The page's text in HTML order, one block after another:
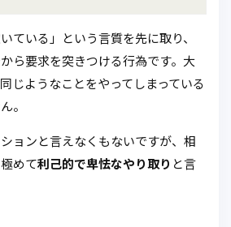
ている」という言質を先に取り、
ら要求を突きつける行為です。大
じようなことをやってしまっている
。
ョンと言えなくもないですが、相
めて利己的で卑怯なやり取り と言